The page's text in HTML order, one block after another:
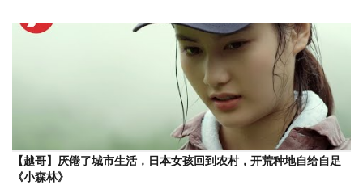
【越哥】厌倦了城市生活，日本女孩回到农村，开荒种地自给自足
《小森林》